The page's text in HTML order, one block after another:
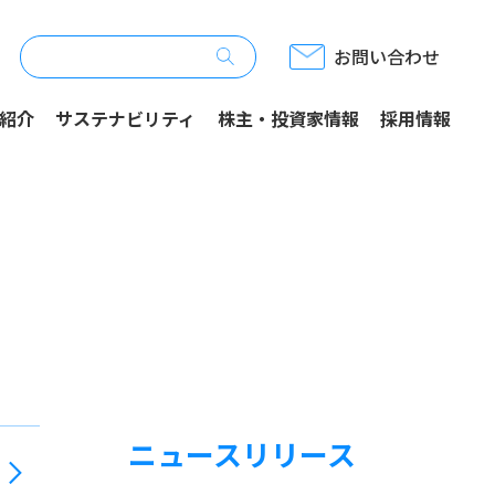
お問い合わせ
介 サステナビリティ 株主・投資家情報 採用情報
ニュースリリース